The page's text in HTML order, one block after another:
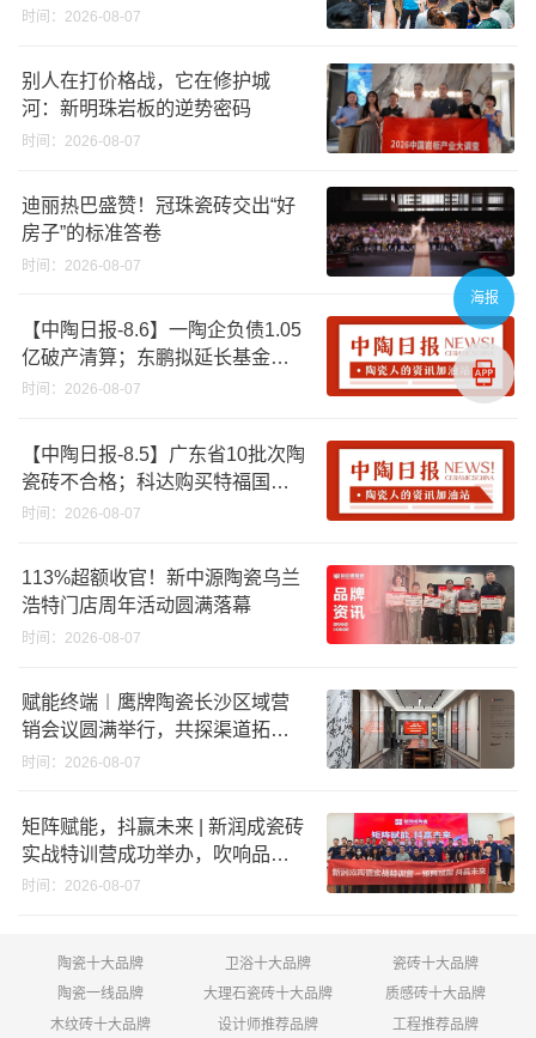
时间：2026-08-07
别人在打价格战，它在修护城
河：新明珠岩板的逆势密码
时间：2026-08-07
迪丽热巴盛赞！冠珠瓷砖交出“好
房子”的标准答卷
时间：2026-08-07
【中陶日报-8.6】一陶企负债1.05
亿破产清算；东鹏拟延长基金投
资期限；工信部开展建陶行业能
时间：2026-08-07
【中陶日报-8.5】广东省10批次陶
瓷砖不合格；科达购买特福国际
股份申请未通过；蒙娜丽莎5千万
破18亿元
时间：2026-08-07
113%超额收官！新中源陶瓷乌兰
浩特门店周年活动圆满落幕
时间：2026-08-07
赋能终端︱鹰牌陶瓷长沙区域营
销会议圆满举行，共探渠道拓展
与门店升级新路径
时间：2026-08-07
矩阵赋能，抖赢未来 | 新润成瓷砖
实战特训营成功举办，吹响品牌
秋季营销冲锋号！
时间：2026-08-07
陶瓷十大品牌 卫浴十大品牌
瓷砖十大品牌
陶瓷一线品牌
大理石瓷砖十大品牌
质感砖十大品牌
木纹砖十大品牌
设计师推荐品牌 工程推荐品牌
海报